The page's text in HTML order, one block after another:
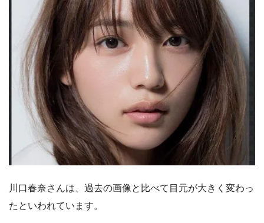
川口春奈さんは、過去の画像と比べて目元が大きく変わっ
たといわれています。